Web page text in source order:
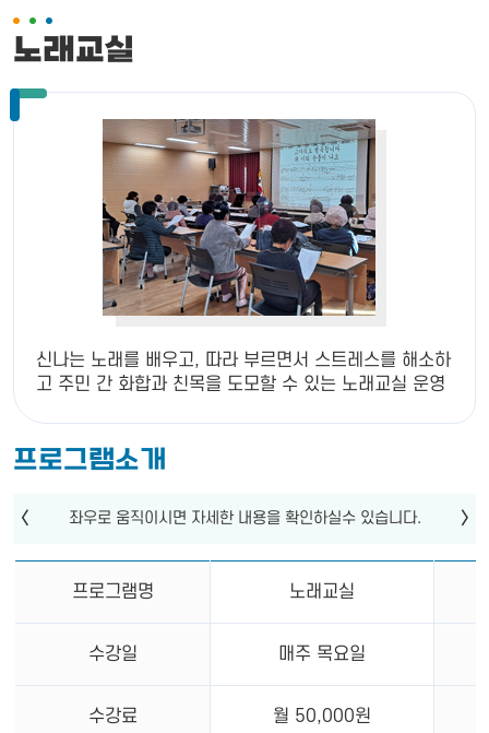
노래교실
신나는 노래를 배우고, 따라 부르면서 스트레스를 해소하
고 주민 간 화합과 친목을 도모할 수 있는 노래교실 운영
프로그램소개
프로그램명 노래교실
수강일 매주 목요일
수강료 월 50,000원